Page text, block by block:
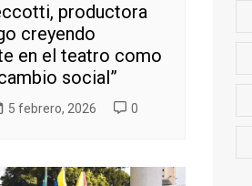
productora
creyendo
en el teatro como
social”
5 febrero, 2026 0